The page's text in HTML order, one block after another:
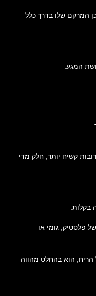
המרקם שלו בדרך כלל
המגע.
קשיח יותר, חלק מדי
בקלות.
פלסטיק, גומי או
הוא בהחלט מהווה